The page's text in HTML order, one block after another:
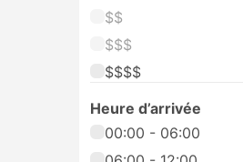
$$
$$$
$$$$
Heure d’arrivée
00:00 - 06:00